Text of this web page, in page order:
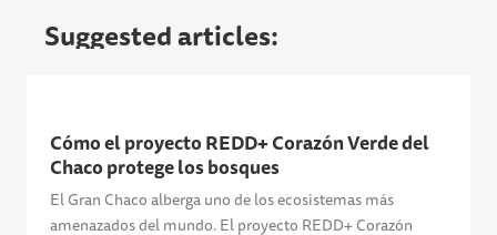
Suggested articles:
Cómo el proyecto REDD+ Corazón Verde del
Chaco protege los bosques
El Gran Chaco alberga uno de los ecosistemas más
amenazados del mundo. El proyecto REDD+ Corazón